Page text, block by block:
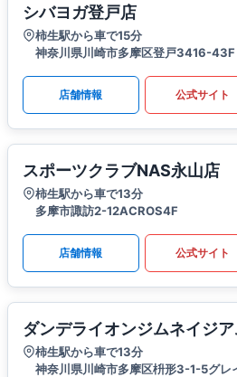
シバヨガ登戸店
柿生駅から車で15分
神奈川県川崎市多摩区登戸3416-43F
店舗情報 公式サイト
スポーツクラブNAS永山店
柿生駅から車で13分
多摩市諏訪2-12ACROS4F
店舗情報 公式サイト
ダンデライオンジムネイジア
柿生駅から車で13分
神奈川県川崎市多摩区枡形3-1-5グレ